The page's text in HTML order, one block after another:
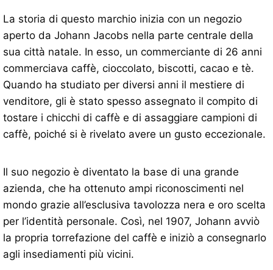
La storia di questo marchio inizia con un negozio
aperto da Johann Jacobs nella parte centrale della
sua città natale. In esso, un commerciante di 26 anni
commerciava caffè, cioccolato, biscotti, cacao e tè.
Quando ha studiato per diversi anni il mestiere di
venditore, gli è stato spesso assegnato il compito di
tostare i chicchi di caffè e di assaggiare campioni di
caffè, poiché si è rivelato avere un gusto eccezionale.
Il suo negozio è diventato la base di una grande
azienda, che ha ottenuto ampi riconoscimenti nel
mondo grazie all’esclusiva tavolozza nera e oro scelta
per l’identità personale. Così, nel 1907, Johann avviò
la propria torrefazione del caffè e iniziò a consegnarlo
agli insediamenti più vicini.